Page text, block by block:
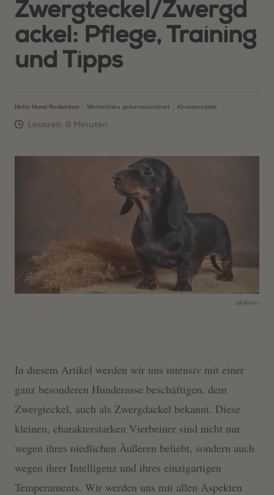
Zwergteckel/Zwergd
ackel: Pflege, Training
und Tipps
Hello Hund Redaktion Werbelinks gekennzeichnet KI-unterstützt
akifewas
In diesem Artikel werden wir uns intensiv mit einer
ganz besonderen Hunderasse beschäftigen, dem
Zwergteckel, auch als Zwergdackel bekannt. Diese
kleinen, charakterstarken Vierbeiner sind nicht nur
wegen ihres niedlichen Äußeren beliebt, sondern auch
wegen ihrer Intelligenz und ihres einzigartigen
Temperaments. Wir werden uns mit allen Aspekten